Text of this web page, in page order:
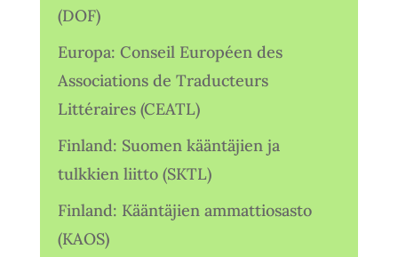
(DOF)
Europa: Conseil Européen des
Associations de Traducteurs
Littéraires (CEATL)
Finland: Suomen kääntäjien ja
tulkkien liitto (SKTL)
Finland: Kääntäjien ammattiosasto
(KAOS)